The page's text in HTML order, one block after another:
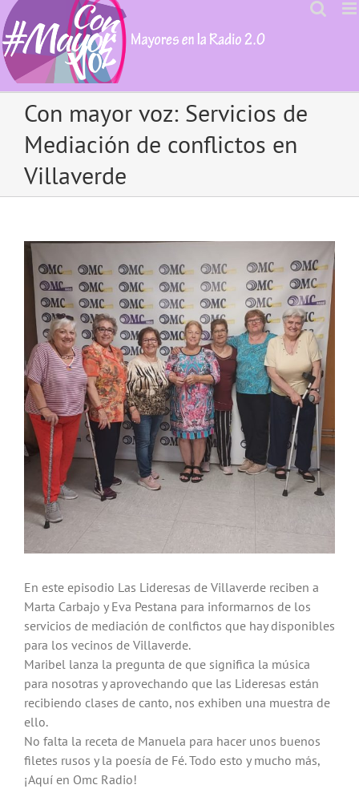
Skip
to
content
Con mayor voz: Servicios de
Mediación de conflictos en
Villaverde
View
Larger
Image
En este episodio Las Lideresas de Villaverde reciben a
Marta Carbajo y Eva Pestana para informarnos de los
servicios de mediación de conlfictos que hay disponibles
para los vecinos de Villaverde.
Maribel lanza la pregunta de que significa la música
para nosotras y aprovechando que las Lideresas están
recibiendo clases de canto, nos exhiben una muestra de
ello.
No falta la receta de Manuela para hacer unos buenos
filetes rusos y la poesía de Fé. Todo esto y mucho más,
¡Aquí en Omc Radio!